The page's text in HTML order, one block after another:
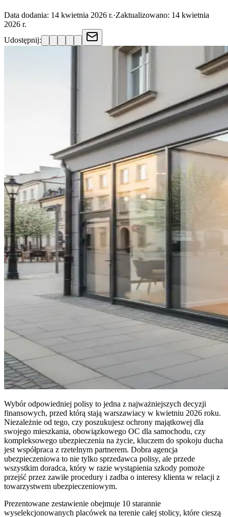
Data dodania: 14 kwietnia 2026 r.·Zaktualizowano: 14 kwietnia
2026 r.
Udostępnij:
Wybór odpowiedniej polisy to jedna z najważniejszych decyzji
finansowych, przed którą stają warszawiacy w kwietniu 2026 roku.
Niezależnie od tego, czy poszukujesz ochrony majątkowej dla
swojego mieszkania, obowiązkowego OC dla samochodu, czy
kompleksowego ubezpieczenia na życie, kluczem do spokoju ducha
jest współpraca z rzetelnym partnerem. Dobra agencja
ubezpieczeniowa to nie tylko sprzedawca polisy, ale przede
wszystkim doradca, który w razie wystąpienia szkody pomoże
przejść przez zawiłe procedury i zadba o interesy klienta w relacji z
towarzystwem ubezpieczeniowym.
Prezentowane zestawienie obejmuje 10 starannie
wyselekcjonowanych placówek na terenie całej stolicy, które cieszą